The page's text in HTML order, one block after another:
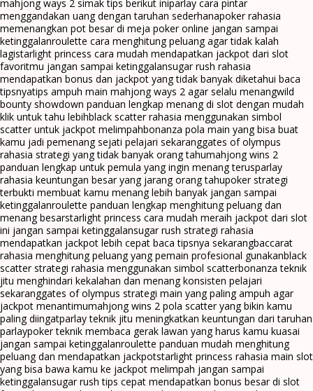
mahjong ways 2 simak tips berikut iniparlay cara pintar
menggandakan uang dengan taruhan sederhanapoker rahasia
memenangkan pot besar di meja poker online jangan sampai
ketinggalanroulette cara menghitung peluang agar tidak kalah
lagistarlight princess cara mudah mendapatkan jackpot dari slot
favoritmu jangan sampai ketinggalansugar rush rahasia
mendapatkan bonus dan jackpot yang tidak banyak diketahui baca
tipsnyatips ampuh main mahjong ways 2 agar selalu menangwild
bounty showdown panduan lengkap menang di slot dengan mudah
klik untuk tahu lebihblack scatter rahasia menggunakan simbol
scatter untuk jackpot melimpahbonanza pola main yang bisa buat
kamu jadi pemenang sejati pelajari sekaranggates of olympus
rahasia strategi yang tidak banyak orang tahumahjong wins 2
panduan lengkap untuk pemula yang ingin menang terusparlay
rahasia keuntungan besar yang jarang orang tahupoker strategi
terbukti membuat kamu menang lebih banyak jangan sampai
ketinggalanroulette panduan lengkap menghitung peluang dan
menang besarstarlight princess cara mudah meraih jackpot dari slot
ini jangan sampai ketinggalansugar rush strategi rahasia
mendapatkan jackpot lebih cepat baca tipsnya sekarangbaccarat
rahasia menghitung peluang yang pemain profesional gunakanblack
scatter strategi rahasia menggunakan simbol scatterbonanza teknik
jitu menghindari kekalahan dan menang konsisten pelajari
sekaranggates of olympus strategi main yang paling ampuh agar
jackpot menantimumahjong wins 2 pola scatter yang bikin kamu
paling diingatparlay teknik jitu meningkatkan keuntungan dari taruhan
parlaypoker teknik membaca gerak lawan yang harus kamu kuasai
jangan sampai ketinggalanroulette panduan mudah menghitung
peluang dan mendapatkan jackpotstarlight princess rahasia main slot
yang bisa bawa kamu ke jackpot melimpah jangan sampai
ketinggalansugar rush tips cepat mendapatkan bonus besar di slot